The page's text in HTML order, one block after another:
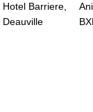
Hotel Barriere,
Deauville